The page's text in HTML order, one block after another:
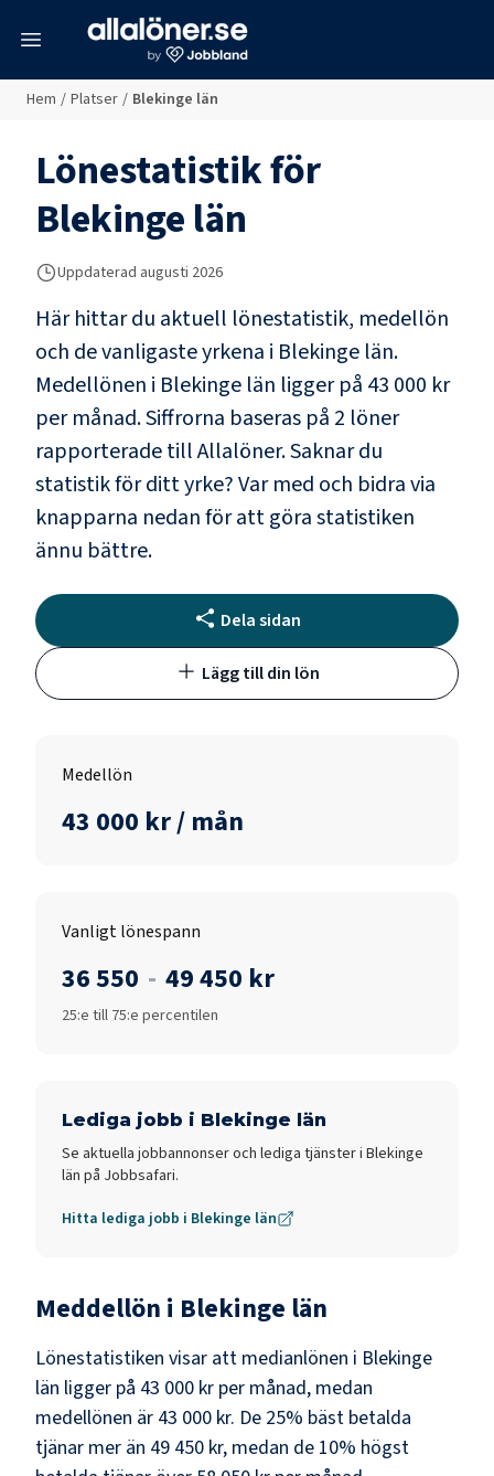
Hem / Platser / Blekinge län
Lönestatistik för
Blekinge län
Uppdaterad augusti 2026
Här hittar du aktuell lönestatistik, medellön
och de vanligaste yrkena i Blekinge län.
Medellönen i Blekinge län ligger på 43 000 kr
per månad. Siffrorna baseras på 2 löner
rapporterade till Allalöner. Saknar du
statistik för ditt yrke? Var med och bidra via
knapparna nedan för att göra statistiken
ännu bättre.
Dela sidan
Lägg till din lön
Medellön
43 000 kr / mån
Vanligt lönespann
36 550 - 49 450 kr
25:e till 75:e percentilen
Lediga jobb i Blekinge län
Se aktuella jobbannonser och lediga tjänster i Blekinge
län på Jobbsafari.
Hitta lediga jobb i Blekinge län
Meddellön i Blekinge län
Lönestatistiken visar att medianlönen i Blekinge
län ligger på 43 000 kr per månad, medan
medellönen är 43 000 kr. De 25% bäst betalda
tjänar mer än 49 450 kr, medan de 10% högst